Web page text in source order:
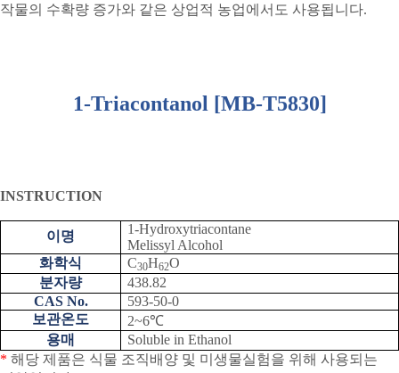
작물의 수확량 증가와 같은 상업적 농업에서도 사용됩니다.
1-Triacontanol [MB-T5830]
INSTRUCTION
이명
1-Hydroxytriacontane
Melissyl Alcohol
화학식
C30H62O
분자량
438.82
CAS No.
593-50-0
보관온도
2~6℃
용매
Soluble in Ethanol
* 해당 제품은 식물 조직배양 및 미생물실험을 위해 사용되는